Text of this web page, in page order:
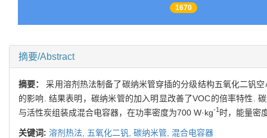
1670
摘要/Abstract
摘要：采用溶剂热法制备了碳纳米管穿插的分级结构五氧化二钒
的影响. 结果表明，碳纳米管的加入明显改善了VOC的倍率特性.
与活性炭组装成混合电容器，在功率密度为700 W·kg-1 时，能量密
关键词: 溶剂热法, 五氧化二钒, 碳纳米管, 混合电容器